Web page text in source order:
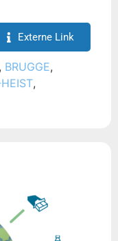
Externe Link
, BRUGGE,
,